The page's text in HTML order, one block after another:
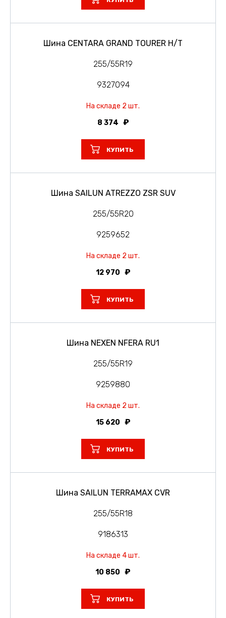
Шина CENTARA GRAND TOURER H/T
255/55R19
9327094
На складе 2 шт.
8 374
КУПИТЬ
Шина SAILUN ATREZZO ZSR SUV
255/55R20
9259652
На складе 2 шт.
12 970
КУПИТЬ
Шина NEXEN NFERA RU1
255/55R19
9259880
На складе 2 шт.
15 620
КУПИТЬ
Шина SAILUN TERRAMAX CVR
255/55R18
9186313
На складе 4 шт.
10 850
КУПИТЬ